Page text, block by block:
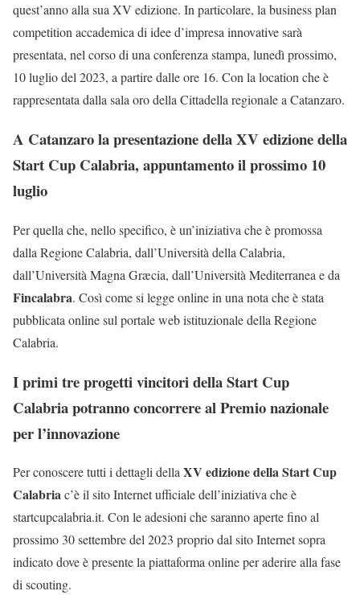
quest’anno alla sua XV edizione. In particolare, la business plan
competition accademica di idee d’impresa innovative sarà
presentata, nel corso di una conferenza stampa, lunedì prossimo,
10 luglio del 2023, a partire dalle ore 16. Con la location che è
rappresentata dalla sala oro della Cittadella regionale a Catanzaro.
A Catanzaro la presentazione della XV edizione della
Start Cup Calabria, appuntamento il prossimo 10
luglio
Per quella che, nello specifico, è un’iniziativa che è promossa
dalla Regione Calabria, dall’Università della Calabria,
dall’Università Magna Græcia, dall’Università Mediterranea e da
Fincalabra. Così come si legge online in una nota che è stata
pubblicata online sul portale web istituzionale della Regione
Calabria.
I primi tre progetti vincitori della Start Cup
Calabria potranno concorrere al Premio nazionale
per l’innovazione
Per conoscere tutti i dettagli dellaXV edizione della Start Cup
Calabriac’è il sito Internet ufficiale dell’iniziativa che è
startcupcalabria.it. Con le adesioni che saranno aperte fino al
prossimo 30 settembre del 2023 proprio dal sito Internet sopra
indicato dove è presente la piattaforma online per aderire alla fase
di scouting.